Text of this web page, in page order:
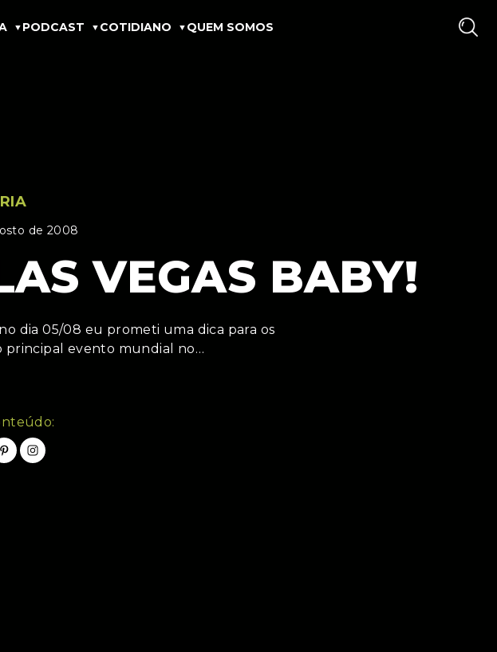
PODCAST COTIDIANO QUEM SOMOS
de 2008
VEGAS BABY!
dia 05/08 eu prometi uma dica para os
principal evento mundial no…